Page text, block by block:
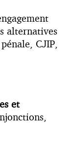
alternatives
CJIP,
et